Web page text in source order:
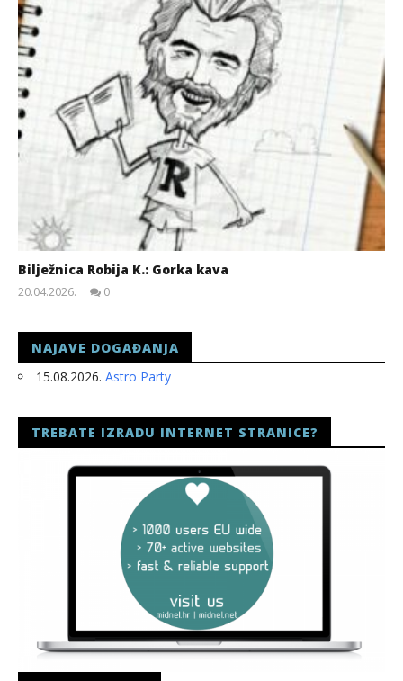
Bilježnica Robija K.: Gorka kava
20.04.2026.
0
NAJAVE DOGAĐANJA
15.08.2026. Astro Party
TREBATE IZRADU INTERNET STRANICE?